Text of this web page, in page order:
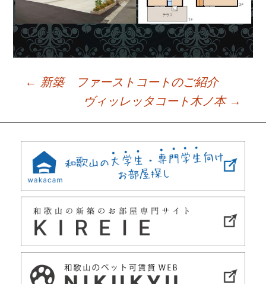
navigation
← 新築 ファーストコートのご紹介
ヴィッレッタコート木ノ本 →